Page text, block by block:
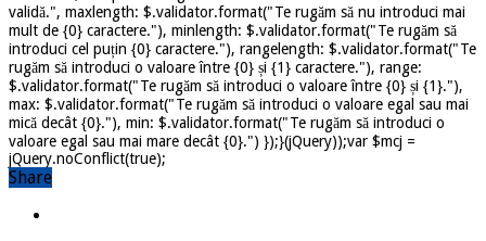
validă.", maxlength: $.validator.format("Te rugăm să nu introduci mai
mult de {0} caractere."), minlength: $.validator.format("Te rugăm să
introduci cel puțin {0} caractere."), rangelength: $.validator.format("Te
rugăm să introduci o valoare între {0} și {1} caractere."), range:
$.validator.format("Te rugăm să introduci o valoare între {0} și {1}."),
max: $.validator.format("Te rugăm să introduci o valoare egal sau mai
mică decât {0}."), min: $.validator.format("Te rugăm să introduci o
valoare egal sau mai mare decât {0}.") });}(jQuery));var $mcj =
jQuery.noConflict(true);
Share